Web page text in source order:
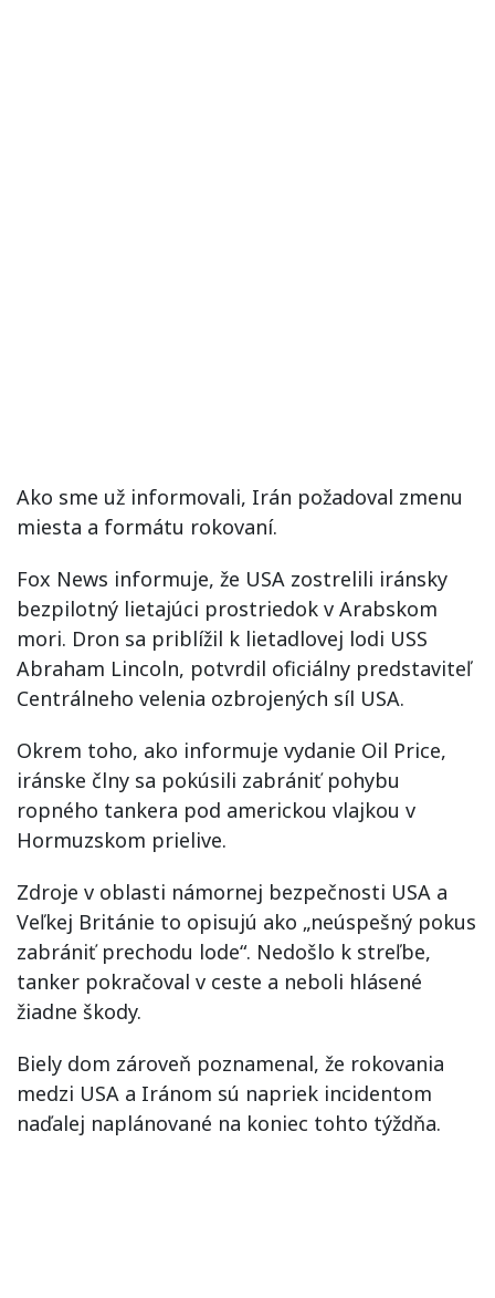
Ako sme už informovali, Irán požadoval zmenu
miesta a formátu rokovaní.
Fox News informuje, že USA zostrelili iránsky
bezpilotný lietajúci prostriedok v Arabskom
mori. Dron sa priblížil k lietadlovej lodi USS
Abraham Lincoln, potvrdil oficiálny predstaviteľ
Centrálneho velenia ozbrojených síl USA.
Okrem toho, ako informuje vydanie Oil Price,
iránske člny sa pokúsili zabrániť pohybu
ropného tankera pod americkou vlajkou v
Hormuzskom prielive.
Zdroje v oblasti námornej bezpečnosti USA a
Veľkej Británie to opisujú ako „neúspešný pokus
zabrániť prechodu lode“. Nedošlo k streľbe,
tanker pokračoval v ceste a neboli hlásené
žiadne škody.
Biely dom zároveň poznamenal, že rokovania
medzi USA a Iránom sú napriek incidentom
naďalej naplánované na koniec tohto týždňa.